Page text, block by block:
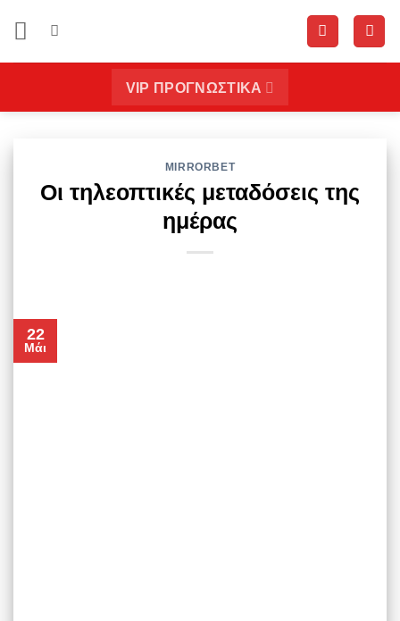
στο
περιεχόμενο
VIP ΠΡΟΓΝΩΣΤΙΚΑ
MIRRORBET
Οι τηλεοπτικές μεταδόσεις της
ημέρας
22
Μάι